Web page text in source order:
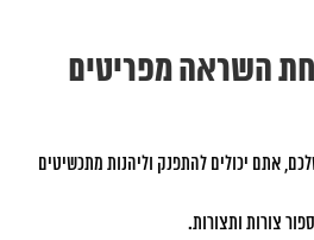
השראה מפריטים
אתם יכולים להתפנק וליהנות מתכשיטים
צורות ותצורות.